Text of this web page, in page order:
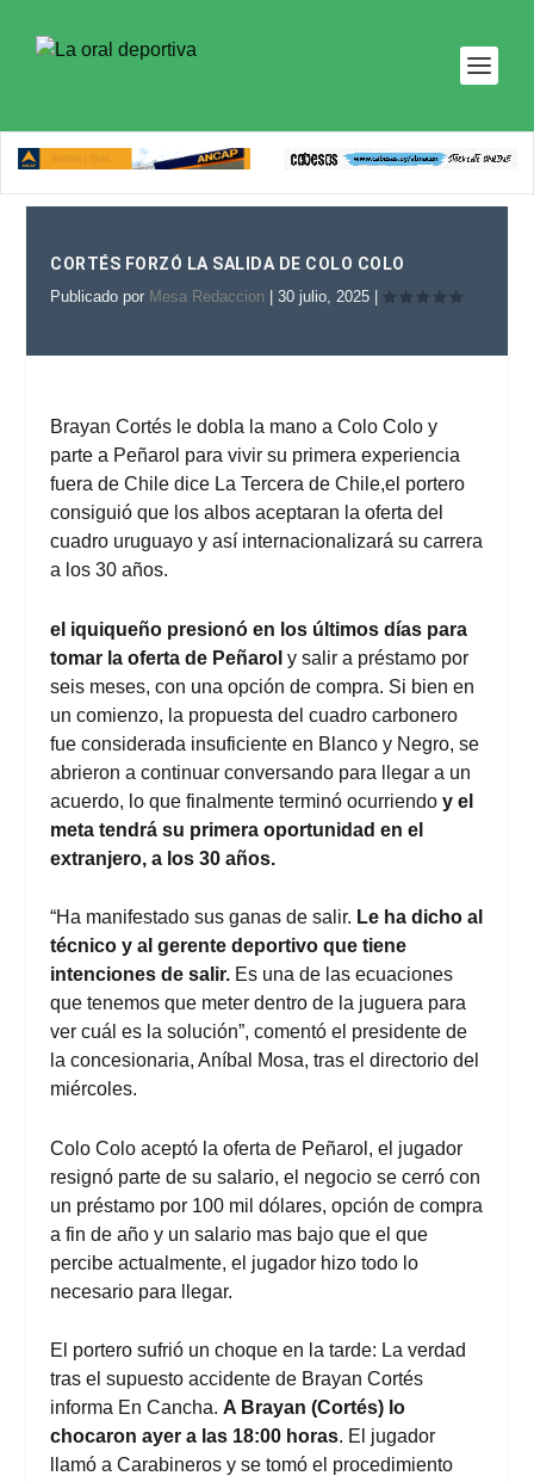
CORTÉS FORZÓ LA SALIDA DE COLO COLO
Publicado por Mesa Redaccion |30 julio, 2025
Brayan Cortés le dobla la mano a Colo Colo y
parte a Peñarol para vivir su primera experiencia
fuera de Chile dice La Tercera de Chile,el portero
consiguió que los albos aceptaran la oferta del
cuadro uruguayo y así internacionalizará su carrera
a los 30 años.
el iquiqueño presionó en los últimos días para
tomar la oferta de Peñaroly salir a préstamo por
seis meses, con una opción de compra. Si bien en
un comienzo, la propuesta del cuadro carbonero
fue considerada insuficiente en Blanco y Negro, se
abrieron a continuar conversando para llegar a un
acuerdo, lo que finalmente terminó ocurriendoy el
meta tendrá su primera oportunidad en el
extranjero, a los 30 años.
“Ha manifestado sus ganas de salir. Le ha dicho al
técnico y al gerente deportivo que tiene
intenciones de salir. Es una de las ecuaciones
que tenemos que meter dentro de la juguera para
ver cuál es la solución”, comentó el presidente de
la concesionaria, Aníbal Mosa, tras el directorio del
miércoles.
Colo Colo aceptó la oferta de Peñarol, el jugador
resignó parte de su salario, el negocio se cerró con
un préstamo por 100 mil dólares, opción de compra
a fin de año y un salario mas bajo que el que
percibe actualmente, el jugador hizo todo lo
necesario para llegar.
El portero sufrió un choque en la tarde: La verdad
tras el supuesto accidente de Brayan Cortés
informa En Cancha. A Brayan (Cortés) lo
chocaron ayer a las 18:00 horas. El jugador
llamó a Carabineros y se tomó el procedimiento